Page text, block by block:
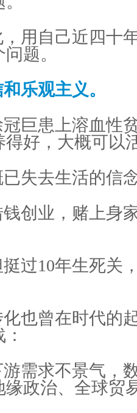
用自己近四十
题。
乐观主义。
冠巨患上溶血性
好，大概可以
失去生活的信
创业，赌上身
过10年生死关
也曾在时代的
需求不景气，
缘政治、全球